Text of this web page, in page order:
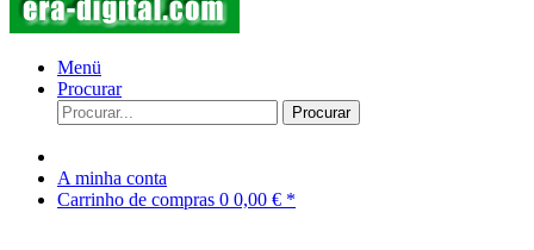
Menü
Procurar
Procurar
A minha conta
Carrinho de compras 0 0,00 € *